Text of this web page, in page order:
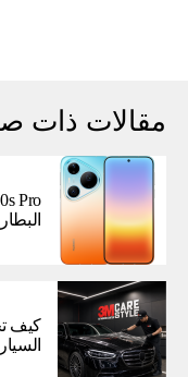
مقالات ذات
كيف